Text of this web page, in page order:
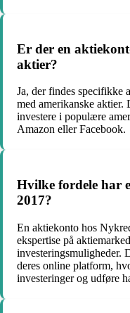
Er der en
aktier?
Ja, der findes specifikke
med amerikanske
investere i populære
Amazon eller Facebook.
Hvilke fordele har
2017?
En aktiekonto hos
ekspertise på
investeringsmuligheder.
deres online platform,
investeringer og udføre